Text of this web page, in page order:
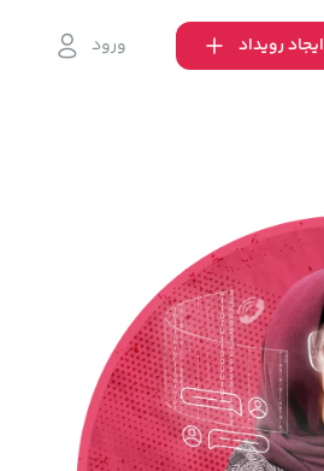
ایجاد رویداد ورود